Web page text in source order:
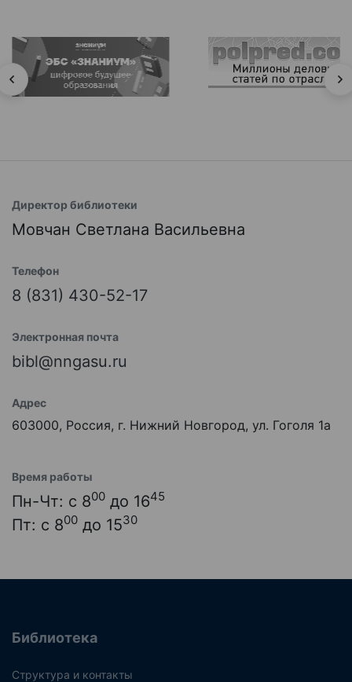
Директор библиотеки
Мовчан Светлана Васильевна
Телефон
8 (831) 430-52-17
Электронная почта
bibl@nngasu.ru
Адрес
603000, Россия, г. Нижний Новгород, ул. Гоголя 1а
Время работы
Пн-Чт: с 800 до 1645
Пт: с 800 до 1530
Библиотека
Структура и контакты